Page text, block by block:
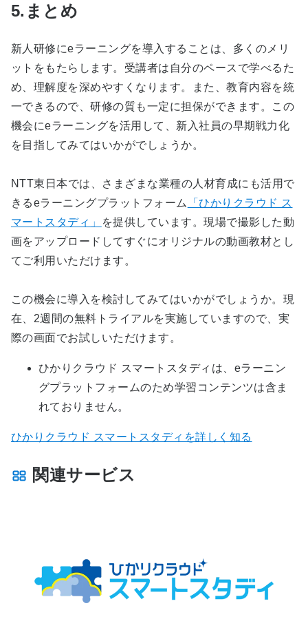
5.まとめ
新人研修にeラーニングを導入することは、多くのメリ
ットをもたらします。受講者は自分のペースで学べるた
め、理解度を深めやすくなります。また、教育内容を統
一できるので、研修の質も一定に担保ができます。この
機会にeラーニングを活用して、新入社員の早期戦力化
を目指してみてはいかがでしょうか。
NTT東日本では、さまざまな業種の人材育成にも活用で
きるeラーニングプラットフォーム
「ひかりクラウド ス
マートスタディ」
を提供しています。現場で撮影した動
画をアップロードしてすぐにオリジナルの動画教材とし
てご利用いただけます。
この機会に導入を検討してみてはいかがでしょうか。現
在、2週間の無料トライアルを実施していますので、実
際の画面でお試しいただけます。
ひかりクラウド スマートスタディは、eラーニン
グプラットフォームのため学習コンテンツは含ま
れておりません。
ひかりクラウド スマートスタディを詳しく知る
関連サービス